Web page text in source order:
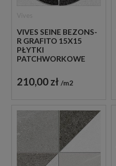
VIVES SEINE BEZONS-
R GRAFITO 15X15
PŁYTKI
PATCHWORKOWE
210,00 zł m2